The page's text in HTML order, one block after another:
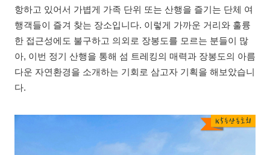
항하고 있어서 가볍게 가족 단위 또는 산행을 즐기는 단체 여
행객들이 즐겨 찾는 장소입니다. 이렇게 가까운 거리와 훌륭
한 접근성에도 불구하고 의외로 장봉도를 모르는 분들이 많
아, 이번 정기 산행을 통해 섬 트레킹의 매력과 장봉도의 아름
다운 자연환경을 소개하는 기회로 삼고자 기획을 해보았습니
다.